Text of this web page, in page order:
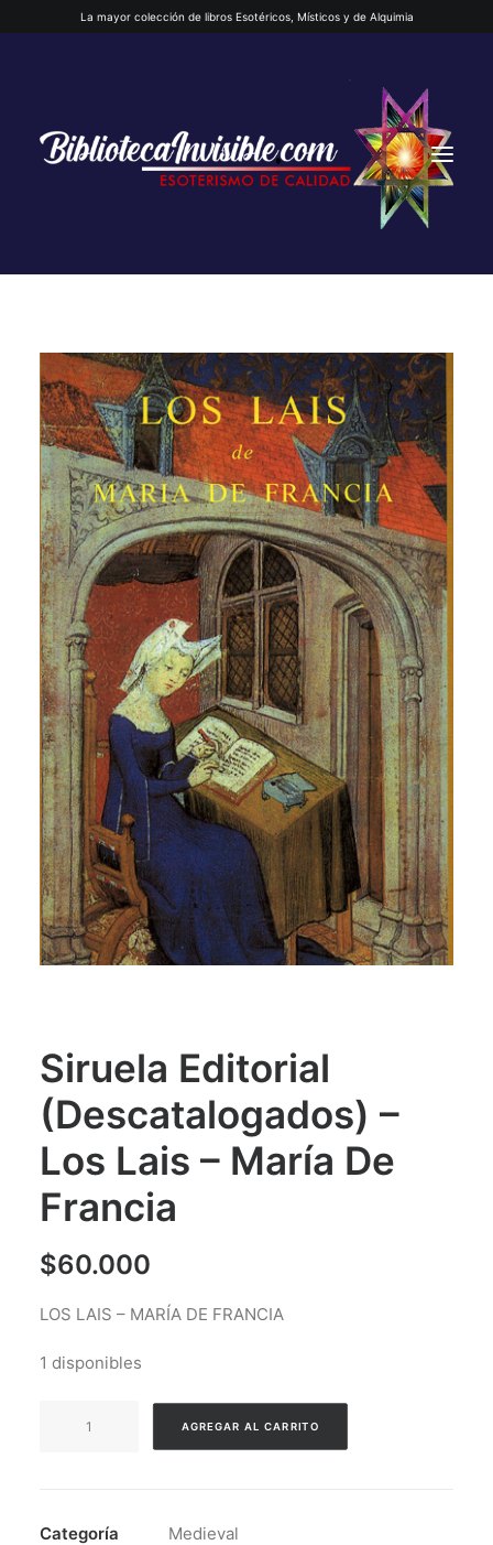
La mayor colección de libros Esotéricos, Místicos y de Alquimia
INICIO
QUIENES SOMOS
CATEGORÍAS
AUTORES DESTACADOS
GLOSARIO
CONTACTO
LOGIN / REGISTER
CART
Siruela Editorial
(Descatalogados) –
Los Lais – María De
Francia
$60.000
LOS LAIS – MARÍA DE FRANCIA
1 disponibles
Los
AGREGAR AL CARRITO
Categoría
Medieval